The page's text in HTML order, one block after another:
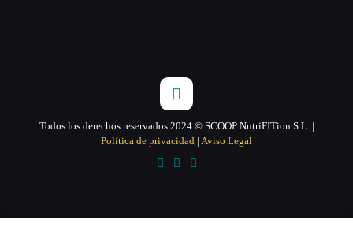
Todos los derechos reservados 2024 © SCOOP NutriFITion S.L. |
Política de privacidad | Aviso Legal